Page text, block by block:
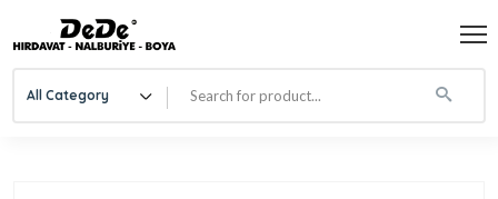
All Category